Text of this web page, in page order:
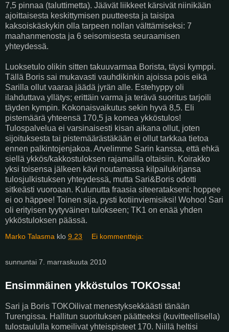
7,5 pinnaa (taluttimetta). Jäävät liikkeet kärsivät niinikään
ajoittaisesta keskittymisen puutteesta ja taisipa
kaksoiskäskykin olla tarpeen nollan välttämiseksi: 7
maahanmenosta ja 6 seisomisesta seuraamisen
yhteydessä.
Luoksetulo olikin sitten takuuvarmaa Borista, täysi kymppi.
Tällä Boris sai mukavasti vauhdikinkin ajoissa pois eikä
Sarilla ollut vaaraa jäädä jyrän alle. Estehyppy oli
ilahduttava yllätys; erittäin varma ja terävä suoritus tarjoili
täyden kympin. Kokonaisvaikutus sekin hyvä 8,5. Eli
pistemäärä yhteensä 170,5 ja komea ykköstulos!
Tulospalvelua ei varsinaisesti kisan aikana ollut, joten
sijoituksesta tai pistemäärästäkään ei ollut tarkkaa tietoa
ennen palkintojenjakoa. Arvelimme Sarin kanssa, että ehkä
siellä ykkös/kakkostuloksen rajamailla oltaisiin. Koirakko
yksi toisensa jälkeen kävi noutamassa kilpailukirjansa
tulosjulkistuksen yhteydessä, mutta Sari&Boris odotti
sitkeästi vuoroaan. Kulunutta fraasia siteeratakseni: hoppee
ei oo häppee! Toinen sija, pysti kotiinviemisiksi! Wohoo! Sari
oli erityisen tyytyväinen tulokseen; TK1 on enää yhden
ykköstuloksen päässä.
Marko Talasma klo 9.23 Ei kommentteja:
sunnuntai 7. marraskuuta 2010
Ensimmäinen ykköstulos TOKOssa!
Sari ja Boris TOKOilivat menestyksekkäästi tänään
Turengissa. Hallitun suorituksen päätteeksi (kuvitteellisella)
tulostaululla komeilivat yhteispisteet 170. Niillä heltisi